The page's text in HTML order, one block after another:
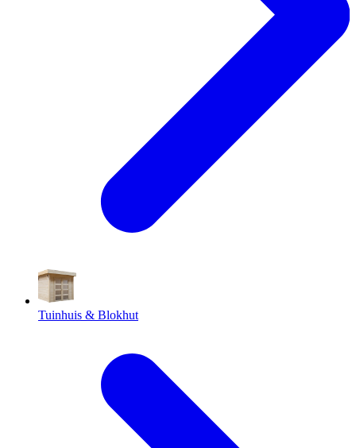
Tuinhuis & Blokhut